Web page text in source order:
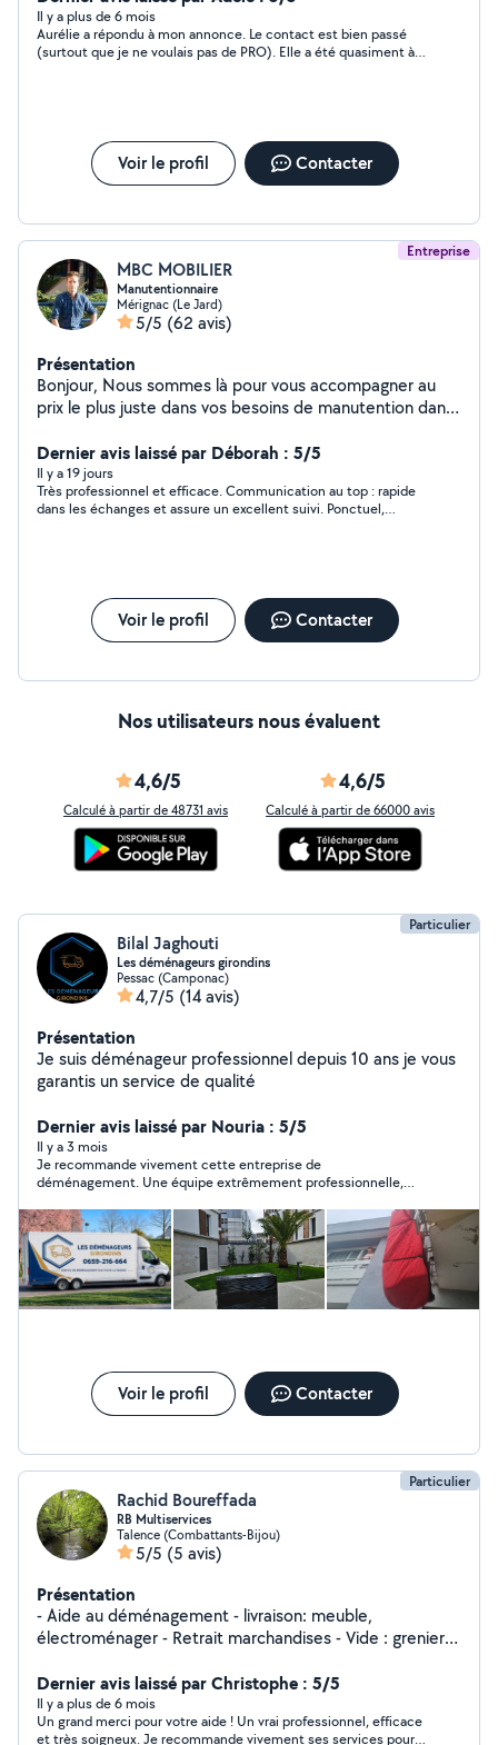
Il y a plus de 6 mois
Aurélie a répondu à mon annonce. Le contact est bien passé
(surtout que je ne voulais pas de PRO). Elle a été quasiment à
Voir le profil Contacter
Entreprise
MBC MOBILIER
Manutentionnaire
Mérignac (Le Jard)
5/5 (62 avis)
Présentation
Bonjour, Nous sommes là pour vous accompagner au
prix le plus juste dans vos besoins de manutention dans
déchèterie, etc etc .. Nous sommes à votre disposition
du lundi au dimanche. N'hésitez pas à nous contacter
par téléphone (sms ou appel). Au plaisir de vous aider,
Cyril
Dernier avis laissé par Déborah : 5/5
Il y a 19 jours
Très professionnel et efficace. Communication au top : rapide
dans les échanges et assure un excellent suivi. Ponctuel,
Voir le profil Contacter
Nos utilisateurs nous évaluent
4,6/5
Calculé à partir de 48731 avis
4,6/5
Calculé à partir de 66000 avis
Particulier
Bilal Jaghouti
Les déménageurs girondins
Pessac (Camponac)
4,7/5 (14 avis)
Présentation
Je suis déménageur professionnel depuis 10 ans je vous
garantis un service de qualité
Dernier avis laissé par Nouria : 5/5
Il y a 3 mois
Je recommande vivement cette entreprise de
déménagement. Une équipe extrêmement professionnelle,
déménageurs ont travaillé avec soin, efficacité et dans la
bonne humeur, en protégeant parfaitement les meubles et
objets fragiles. Tout s’est déroulé sans stress et dans les délais
annoncés. Un vrai service de qualité avec des personnes
sérieuses et à l’écoute. Si vous cherchez des déménageurs très
pros et fiables, vous pouvez leur faire confiance les yeux
Voir le profil Contacter
Particulier
Rachid Boureffada
RB Multiservices
Talence (Combattants-Bijou)
5/5 (5 avis)
Présentation
- Aide au déménagement - livraison: meuble,
électroménager - Retrait marchandises - Vide : grenier,
encombrants, jardin... Merci de me contacter pour plus
d'informations
Dernier avis laissé par Christophe : 5/5
Il y a plus de 6 mois
Un grand merci pour votre aide ! Un vrai professionnel, efficace
et très soigneux. Je recommande vivement ses services pour